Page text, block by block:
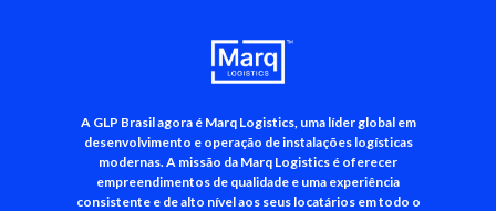
A GLP Brasil agora é Marq Logistics, uma líder global em
desenvolvimento e operação de instalações logísticas
modernas. A missão da Marq Logistics é oferecer
empreendimentos de qualidade e uma experiência
consistente e de alto nível aos seus locatários em todo o
+55 (11) 3500-3700